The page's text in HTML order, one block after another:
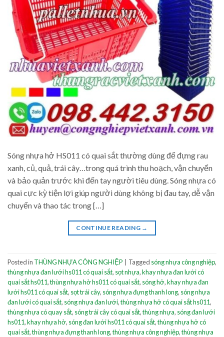
Sóng nhựa hở HS011 có quai sắt thường dùng để đựng rau
xanh, củ, quả, trái cây…trong quá trình thu hoạch, vận chuyển
và bảo quản trước khi đến tay người tiêu dùng. Sóng nhựa có
quai cực kỳ tiện lợi giúp người dùng không bị đau tay, dễ vận
chuyển và thao tác trong […]
CONTINUE READING →
Posted in THÙNG NHỰA CÔNG NGHIỆP Tagged sóng nhựa công nghiệp,
thùng nhựa đan lưới hs011 có quai sắt, sọt nhựa,khay nhựa đan lưới có
quai sắt hs011,thùng nhựa hở hs011 có quai sắt, sóng hở,khay nhựa đan
lưới hs011 có quai sắt, sọt trái cây, sóng nhựa đựng thanh long, sóng nhựa
đan lưới có quai sắt, sóng nhựa đan lưới,thùng nhựa hở có quai sắt hs011,
thùng nhựa có quay sắt, sóng trái cây có quai sắt,thùng nhựa, sóng đan lưới
hs011,khay nhựa hở, sóng đan lưới hs011 có quai sắt,thùng nhựa hở có
quai sắt,thùng nhựa đựng thanh long,thùng nhựa công nghiệp,thùng nhựa